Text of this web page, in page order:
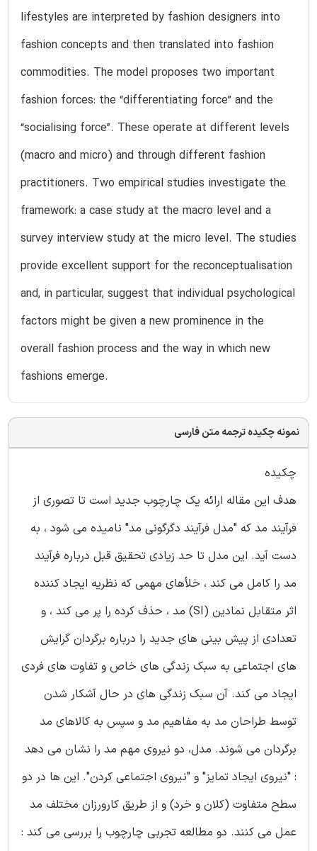
lifestyles are interpreted by fashion designers into
fashion concepts and then translated into fashion
commodities. The model proposes two important
fashion forces: the “differentiating force” and the
“socialising force”. These operate at different levels
(macro and micro) and through different fashion
practitioners. Two empirical studies investigate the
framework: a case study at the macro level and a
survey interview study at the micro level. The studies
provide excellent support for the reconceptualisation
and, in particular, suggest that individual psychological
factors might be given a new prominence in the
overall fashion process and the way in which new
fashions emerge.
نمونه چکیده ترجمه متن فارسی
چکیده
هدف این مقاله ارائه یک چارچوب جدید است تا تصوری از
فرآیند مد که "مدل فرآیند دگرگونی مد" نامیده می شود ، به
دست آید. این مدل تا حد زیادی تحقیق قبل درباره فرآیند
مد را کامل می کند ، خلأهای مهمی که نظریه ایجاد کننده
اثر متقابل نمادین (SI) مد ، حذف کرده را پر می کند ، و
تعدادی از پیش بینی های جدید را درباره برگردان گرایش
های اجتماعی به سبک زندگی های خاص و تفاوت های فردی
ایجاد می کند. آن سبک زندگی های در حال آشکار شدن
توسط طراحان مد به مفاهیم مد و سپس به کالاهای مد
برگردان می شوند. مدل، دو نیروی مهم مد را نشان می دهد
: "نیروی ایجاد تمایز" و "نیروی اجتماعی کردن". این ها در دو
سطح متفاوت (کلان و خرد) و از طریق کارورزان مختلف مد
عمل می کنند. دو مطالعه تجربی چارچوب را بررسی می کند :